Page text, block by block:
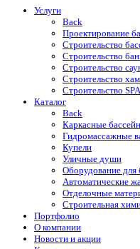
Услуги
Back
Проектирование
Строительство
Строительство
Строительство
Строительство
Строительство
Каталог
Back
Каркасные
Гидромассажные
Купели
Уличные души
Оборудование для
Автоматические
Отделочные
Строительная
Портфолио
O компании
Новости и акции